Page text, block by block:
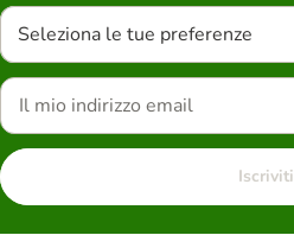
Seleziona le tue preferenze
Iscriviti